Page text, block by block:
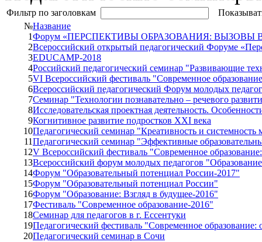
Фильтр по заголовкам
№Название
1Форум «ПЕРСПЕКТИВЫ ОБРАЗОВАНИЯ: ВЫЗОВЫ
2Всероссийский открытый педагогический Форуме
3EDUCAMP-2018
4Российский педагогический семинар "Развивающие
5VI Всероссийский фестиваль "Современное
6Всероссийский педагогический Форум молодых
7Семинар "Технологии познавательно – речевого
8Исследовательская проектная деятельность.
9Когнитивное развитие подростков XXI века
10Педагогический семинар "Креативность и
11Педагогический семинар "Эффективные
12V Всероссийский фестиваль "Современное
13Всероссийский форум молодых педагогов
14Форум "Образовательный потенциал России-2017"
15Форум "Образовательный потенциал России"
16Форум "Образование: Взгляд в будущее-2016"
17Фестиваль "Современное образование-2016"
18Семинар для педагогов в г. Ессентуки
19Педагогический фестиваль "Современное
20Педагогический семинар в Сочи